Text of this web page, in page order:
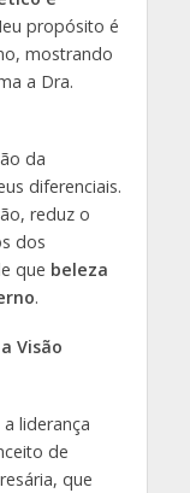
propósito é
mostrando
a Dra.
da
diferenciais.
reduz o
dos
que beleza
.
Visão
liderança
de
que